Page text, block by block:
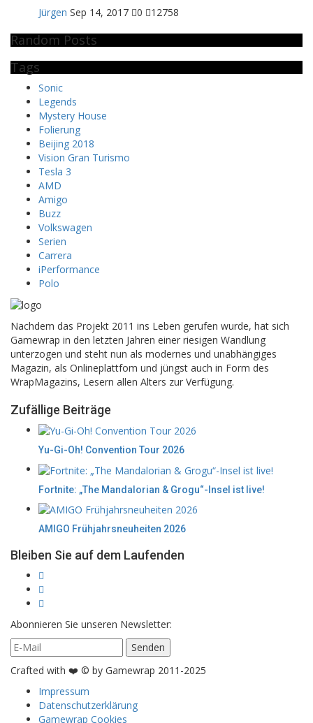
Jürgen Sep 14, 2017 0 12758
Random Posts
Tags
Sonic
Legends
Mystery House
Folierung
Beijing 2018
Vision Gran Turismo
Tesla 3
AMD
Amigo
Buzz
Volkswagen
Serien
Carrera
iPerformance
Polo
Nachdem das Projekt 2011 ins Leben gerufen wurde, hat sich
Gamewrap in den letzten Jahren einer riesigen Wandlung
unterzogen und steht nun als modernes und unabhängiges
Magazin, als Onlineplattfom und jüngst auch in Form des
WrapMagazins, Lesern allen Alters zur Verfügung.
Zufällige Beiträge
Yu-Gi-Oh! Convention Tour 2026
Fortnite: „The Mandalorian & Grogu“-Insel ist live!
AMIGO Frühjahrsneuheiten 2026
Bleiben Sie auf dem Laufenden
Abonnieren Sie unseren Newsletter:
Crafted with ❤️ © by Gamewrap 2011-2025
Impressum
Datenschutzerklärung
Gamewrap Cookies